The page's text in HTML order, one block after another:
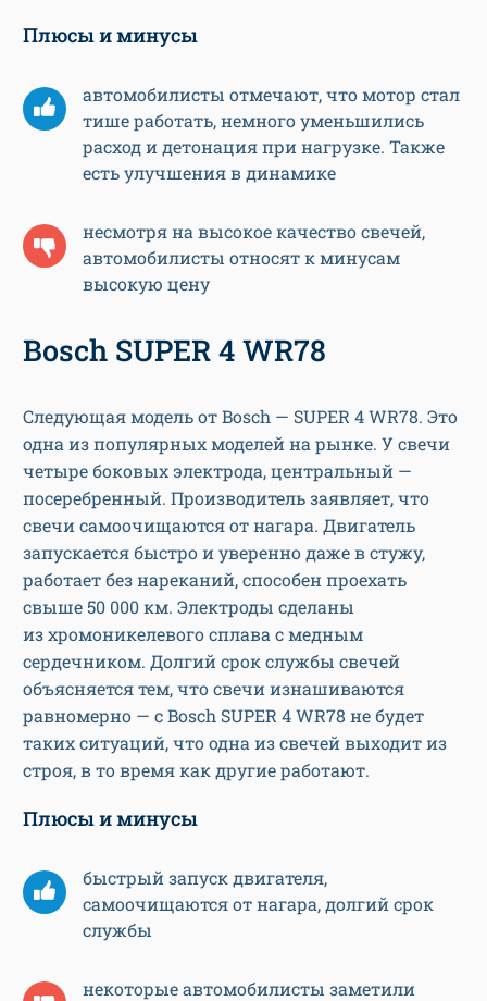
Плюсы и минусы
автомобилисты отмечают, что мотор стал
тише работать, немного уменьшились
расход и детонация при нагрузке. Также
есть улучшения в динамике
несмотря на высокое качество свечей,
автомобилисты относят к минусам
высокую цену
Bosch SUPER 4 WR78
Следующая модель от Bosch — SUPER 4 WR78. Это
одна из популярных моделей на рынке. У свечи
четыре боковых электрода, центральный —
посеребренный. Производитель заявляет, что
свечи самоочищаются от нагара. Двигатель
запускается быстро и уверенно даже в стужу,
работает без нареканий, способен проехать
свыше 50 000 км. Электроды сделаны
из хромоникелевого сплава с медным
сердечником. Долгий срок службы свечей
объясняется тем, что свечи изнашиваются
равномерно — с Bosch SUPER 4 WR78 не будет
таких ситуаций, что одна из свечей выходит из
строя, в то время как другие работают.
Плюсы и минусы
быстрый запуск двигателя,
самоочищаются от нагара, долгий срок
службы
некоторые автомобилисты заметили